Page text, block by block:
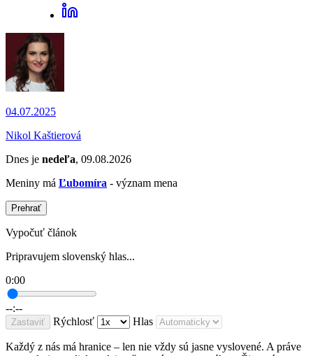
04.07.2025
Nikol Kaštierová
Dnes je nedeľa, 09.08.2026
Meniny má Ľubomíra - význam mena
Prehrať
Vypočuť článok
Pripravujem slovenský hlas...
0:00
--:--
Zastaviť Rýchlosť Hlas
Každý z nás má hranice – len nie vždy sú jasne vyslovené. A práve